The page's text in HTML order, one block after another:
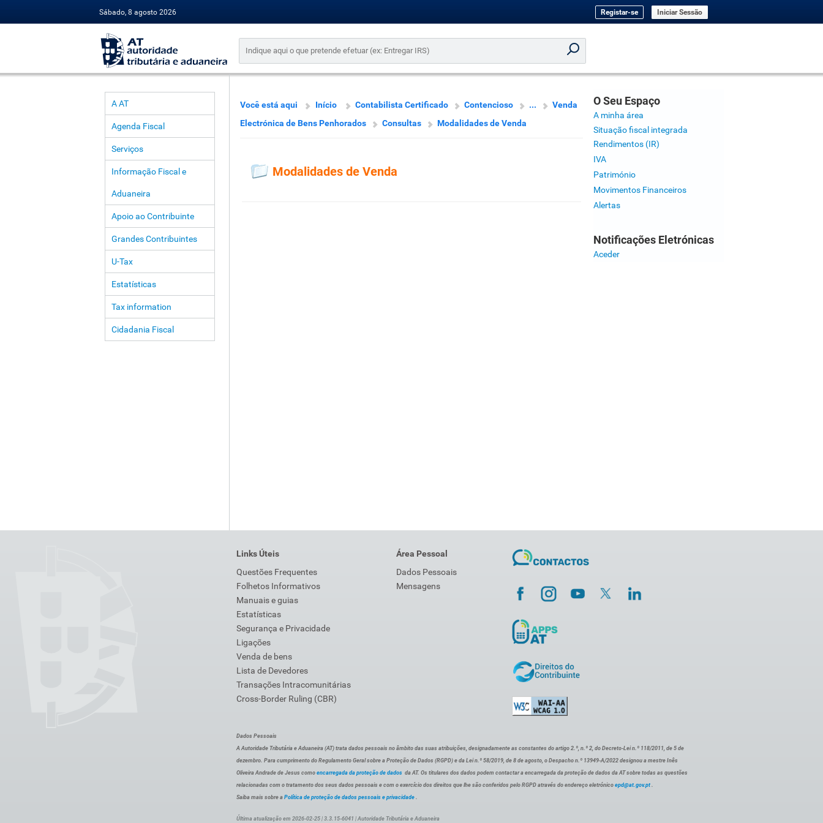
Sábado, 8 agosto 2026 Registar-se Iniciar Sessão
A AT
Agenda Fiscal
Serviços
Informação Fiscal e
Aduaneira
Apoio ao Contribuinte
Grandes Contribuintes
U-Tax
Estatísticas
Tax information
Cidadania Fiscal
Você está aqui Início Contabilista Certificado Contencioso ...
Venda
Electrónica de Bens Penhorados
Consultas Modalidades de Venda
Modalidades de Venda
O Seu Espaço
A minha área
Situação fiscal integrada
Rendimentos (IR)
IVA
Património
Movimentos Financeiros
Alertas
Notificações Eletrónicas
Aceder
Links Úteis
Questões Frequentes
Folhetos Informativos
Manuais e guias
Estatísticas
Segurança e Privacidade
Ligações
Venda de bens
Lista de Devedores
Transações Intracomunitárias
Cross-Border Ruling (CBR)
Área Pessoal
Dados Pessoais
Mensagens
Dados Pessoais
A Autoridade Tributária e Aduaneira (AT) trata dados pessoais no âmbito das suas atribuições, designadamente as constantes do artigo 2.º, n.º 2, do Decreto-Lei n.º 118/2011, de 5 de
dezembro. Para cumprimento do Regulamento Geral sobre a Proteção de Dados (RGPD) e da Lei n.º 58/2019, de 8 de agosto, o Despacho n.º 13949-A/2022 designou a mestre Inês
Oliveira Andrade de Jesus como encarregada da proteção de dados da AT. Os titulares dos dados podem contactar a encarregada da proteção de dados da AT sobre todas as questões
relacionadas com o tratamento dos seus dados pessoais e com o exercício dos direitos que lhe são conferidos pelo RGPD através do endereço eletrónico epd@at.gov.pt .
Saiba mais sobre a Política de proteção de dados pessoais e privacidade .
Última atualização em 2026-02-25 | 3.3.15-6041 | Autoridade Tributária e Aduaneira